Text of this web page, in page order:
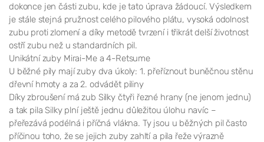
dokonce jen části zubu, kde je tato úprava žádoucí. Výsledkem
je stále stejná pružnost celého pilového plátu, vysoká odolnost
zubu proti zlomení a díky metodě tvrzení i třikrát delší životnost
ostří zubu než u standardních pil.
Unikátní zuby Mirai-Me a 4-Retsume
U běžné pily mají zuby dva úkoly: 1. přeříznout buněčnou stěnu
dřevní hmoty a za 2. odvádět piliny
Díky zbroušení má zub Silky čtyři řezné hrany (ne jenom jednu)
a tak pila Silky plní ještě jednu důležitou úlohu navíc –
přeřezává podélná i příčná vlákna. Ty jsou u běžných pil často
příčinou toho, že se jejich zuby zahltí a pila řeže výrazně